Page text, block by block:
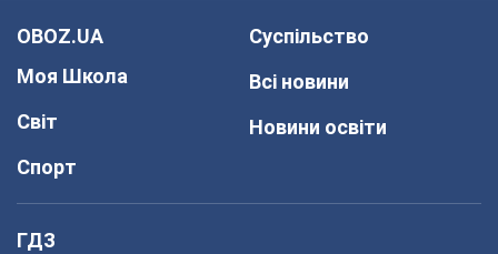
OBOZ.UA
Моя Школа
Світ
Спорт
Суспільство
Всі новини
Новини освіти
ГДЗ